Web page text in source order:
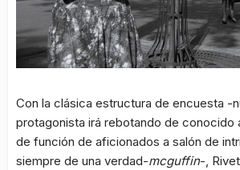
Con la clásica estructura de encuesta -
protagonista irá rebotando de conocido
de función de aficionados a salón de
siempre de una verdad-mcguffin-,